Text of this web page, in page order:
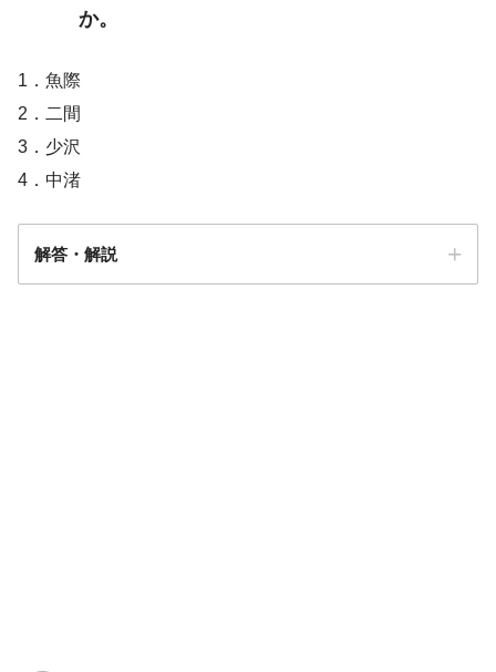
か。
1．魚際
2．二間
3．少沢
4．中渚
解答・解説